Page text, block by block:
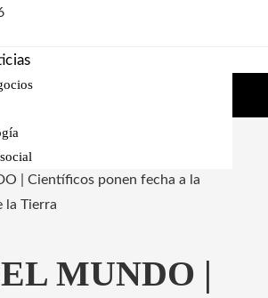
| Científicos ponen fecha a la
la Tierra
MUNDO |